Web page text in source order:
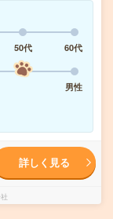
50代
60代
男性
詳しく見る